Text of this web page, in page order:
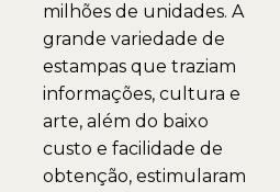
milhões de unidades. A
grande variedade de
estampas que traziam
informações, cultura e
arte, além do baixo
custo e facilidade de
obtenção, estimularam